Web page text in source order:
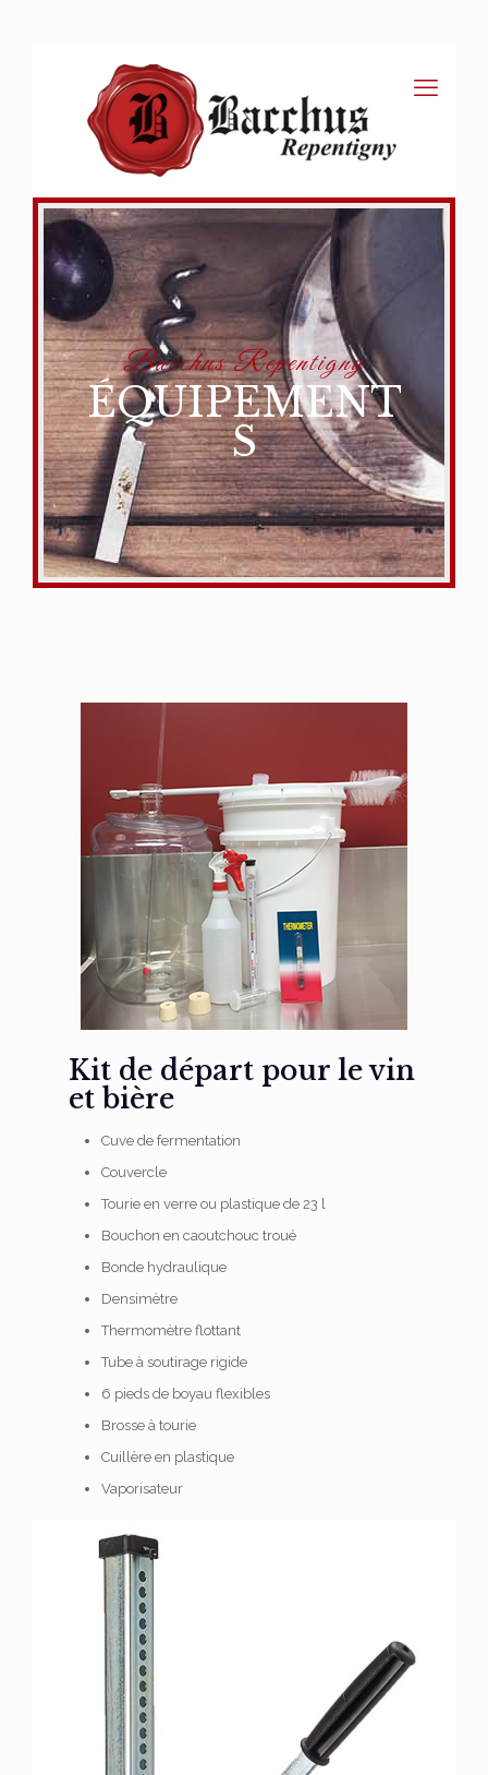
Bacchus Repentigny
ÉQUIPEMENT
S
Kit de départ pour le vin
et bière
Cuve de fermentation
Couvercle
Tourie en verre ou plastique de 23 l
Bouchon en caoutchouc troué
Bonde hydraulique
Densimètre
Thermomètre flottant
Tube à soutirage rigide
6 pieds de boyau flexibles
Brosse à tourie
Cuillère en plastique
Vaporisateur